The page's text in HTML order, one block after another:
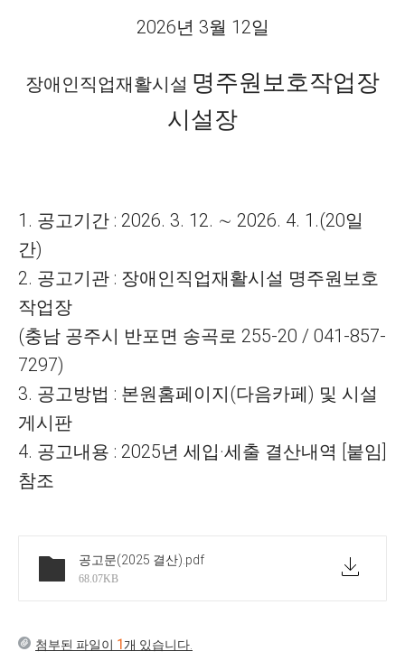
2026년 3월 12일
장애인직업재활시설 명주원보호작업장
시설장
1. 공고기간 : 2026. 3. 12. ∼ 2026. 4. 1.(20일
간)
2. 공고기관 : 장애인직업재활시설 명주원보호
작업장
(충남 공주시 반포면 송곡로 255-20 / 041-857-
7297)
3. 공고방법 : 본원홈페이지(다음카페) 및 시설
게시판
4. 공고내용 : 2025년 세입 ·세출 결산내역 붙임
참조
공고문(2025 결산) .pdf
68.07KB
첨부된 파일이 1 개 있습니다.